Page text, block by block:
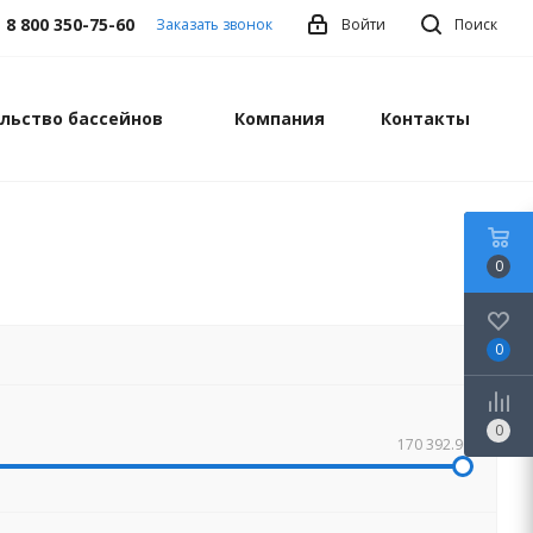
Поиск
Войти
8 800 350-75-60 Заказать звонок
бассейнов Компания Контакты
170 392.90
0
0
0